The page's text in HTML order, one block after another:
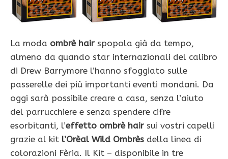
La moda ombrè hair spopola già da tempo,
almeno da quando star internazionali del calibro
di Drew Barrymore l’hanno sfoggiato sulle
passerelle dei più importanti eventi mondani. Da
oggi sarà possibile creare a casa, senza l’aiuto
del parrucchiere e senza spendere cifre
esorbitanti, l’effetto ombrè hair sui vostri capelli
grazie al kit l’Orèal Wild Ombrès della linea di
colorazioni Fèria. Il Kit – disponibile in tre